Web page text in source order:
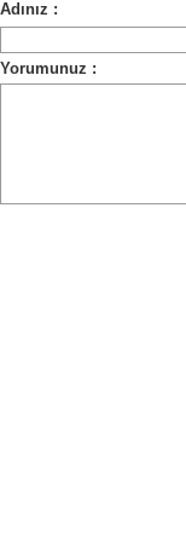
Adınız :
Yorumunuz :